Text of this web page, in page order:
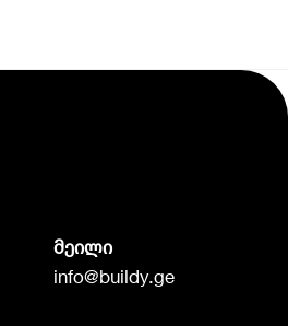
მეილი
info@buildy.ge